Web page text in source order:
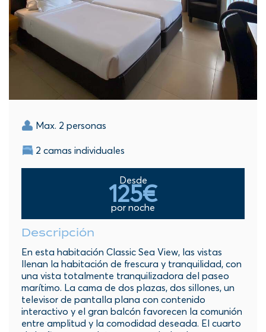
Max. 2 personas
2 camas individuales
Desde
125€
por noche
Descripción
En esta habitación Classic Sea View, las vistas
llenan la habitación de frescura y tranquilidad, con
una vista totalmente tranquilizadora del paseo
marítimo. La cama de dos plazas, dos sillones, un
televisor de pantalla plana con contenido
interactivo y el gran balcón favorecen la comunión
entre amplitud y la comodidad deseada. El cuarto